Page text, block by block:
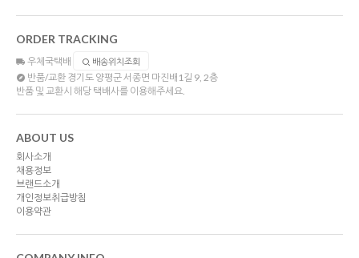
ORDER TRACKING
우체국택배 배송위치조회
반품/교환 경기도 양평군 서종면 마진배1길 9, 2층
반품 및 교환시 해당 택배사를 이용해주세요.
ABOUT US
회사소개
채용정보
브랜드소개
개인정보취급방침
이용약관